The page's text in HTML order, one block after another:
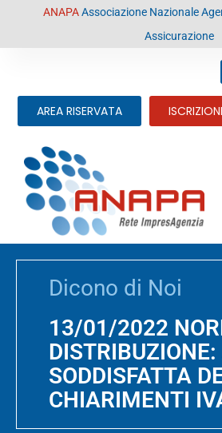
contenutoANAPAAssociazione Nazionale
Assicurazione
AREA RISERVATA
Dicono di Noi
13/01/2022
SODDISFATTA
CHIARIMENTI